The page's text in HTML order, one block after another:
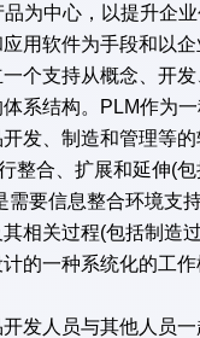
为中心，以提升企
用软件为手段和以
个支持从概念、开
系结构。PLM作为
发、制造和管理等
整合、扩展和延伸(
需要信息整合环境支
相关过程(包括制造
的一种系统化的工作
发人员与其他人员